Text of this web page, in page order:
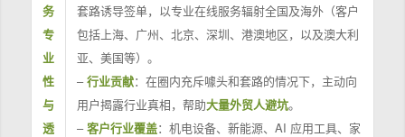
务
专
业
性
与
透
套路诱导签单，以专业在线服务辐射全国及海外（客户
包括上海、广州、北京、深圳、港澳地区，以及澳大利
亚、美国等）。
–行业贡献：在圈内充斥噱头和套路的情况下，主动向
用户揭露行业真相，帮助大量外贸人避坑。
–客户行业覆盖：机电设备、新能源、AI 应用工具、家